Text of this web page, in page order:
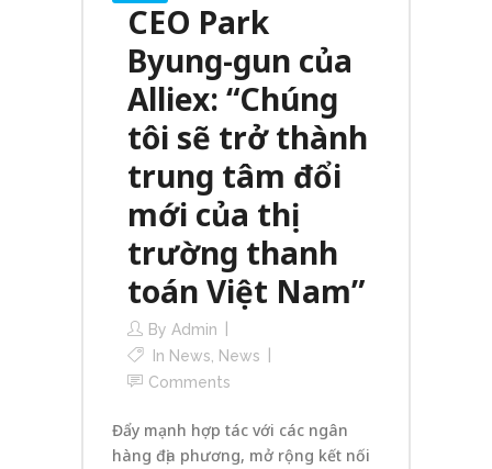
CEO Park
Byung-gun của
Alliex: “Chúng
tôi sẽ trở thành
trung tâm đổi
mới của thị
trường thanh
toán Việt Nam”
By Admin
In News
News
Comments
Đẩy mạnh hợp tác với các ngân
hàng địa phương, mở rộng kết nối